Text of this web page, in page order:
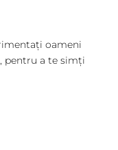
oameni
pentru a te simți